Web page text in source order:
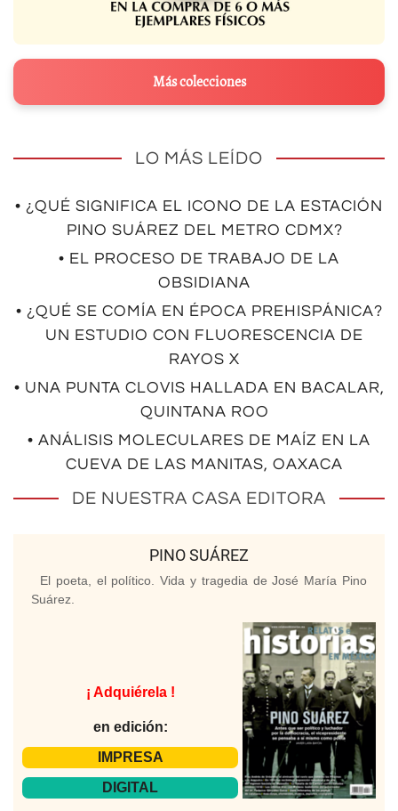
Más colecciones
LO MÁS LEÍDO
• ¿QUÉ SIGNIFICA EL ICONO DE LA ESTACIÓN
PINO SUÁREZ DEL METRO CDMX?
• EL PROCESO DE TRABAJO DE LA
OBSIDIANA
• ¿QUÉ SE COMÍA EN ÉPOCA PREHISPÁNICA?
UN ESTUDIO CON FLUORESCENCIA DE
RAYOS X
• UNA PUNTA CLOVIS HALLADA EN BACALAR,
QUINTANA ROO
• ANÁLISIS MOLECULARES DE MAÍZ EN LA
CUEVA DE LAS MANITAS, OAXACA
DE NUESTRA CASA EDITORA
PINO SUÁREZ
El poeta, el político. Vida y tragedia de José María Pino
Suárez.
¡ Adquiérela !
en edición:
IMPRESA
DIGITAL